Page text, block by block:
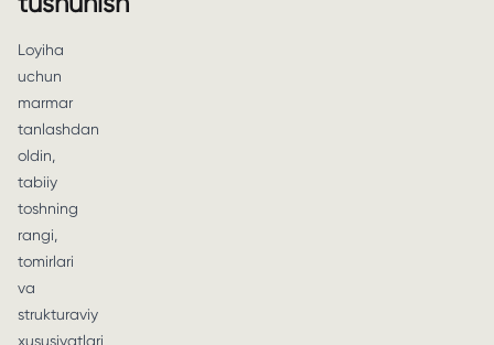
Loyiha
uchun
marmar
tanlashdan
oldin,
tabiiy
toshning
rangi,
tomirlari
va
strukturaviy
xususiyatlari